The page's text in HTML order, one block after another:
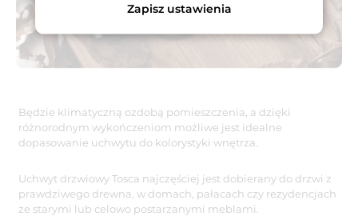
Będzie klimatyczną ozdobą pomieszczenia, a dzięki
różnorodnym wykończeniom możliwe jest idealne
dopasowanie uchwytu do kolorystyki wnętrza.
Uchwyt drzwiowy Tosca najczęściej jest dobierany do drzwi z
prawdziwego drewna, w domach, pałacach czy rezydencjach
ze starymi lub celowo postarzanymi meblami.
Zapisz ustawienia